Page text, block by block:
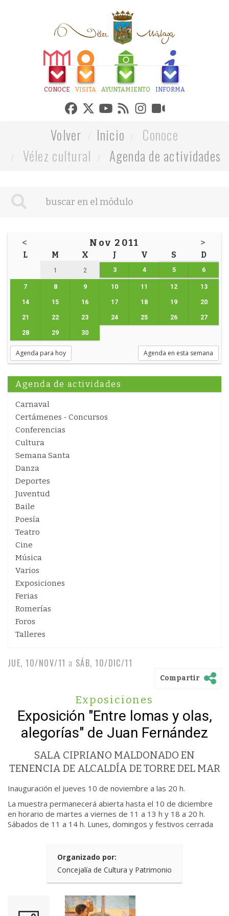
CONOCE VISITA AYUNTAMIENTO INFORMA
Volver Inicio
Conoce
Vélez cultural
Agenda de actividades
< Nov 2011 >
L M X J V S D
1 2 3 4 5 6
7 8 9 10 11 12 13
14 15 16 17 18 19 20
21 22 23 24 25 26 27
28 29 30
Agenda para hoy Agenda en esta semana
Agenda de actividades
Carnaval
Certámenes - Concursos
Conferencias
Cultura
Semana Santa
Danza
Deportes
Juventud
Baile
Poesía
Teatro
Cine
Música
Varios
Exposiciones
Ferias
Romerías
Foros
Talleres
JUE, 10/NOV/11 a SÁB, 10/DIC/11
Compartir
Exposiciones
Exposición "Entre lomas y olas,
alegorías" de Juan Fernández
SALA CIPRIANO MALDONADO EN
TENENCIA DE ALCALDÍA DE TORRE DEL MAR
Inauguración el jueves 10 de noviembre a las 20 h.
La muestra permanecerá abierta hasta el 10 de diciembre
en horario de martes a viernes de 11 a 13 h y 18 a 20 h.
Sábados de 11 a 14 h. Lunes, domingos y festivos cerrada
Organizado por:
Concejalía de Cultura y Patrimonio